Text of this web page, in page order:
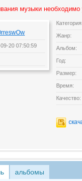
музыки необходимо
20 07:50:59
Категория:
Жанр:
Альбом:
Год:
Размер:
Время:
Качество:
альбомы